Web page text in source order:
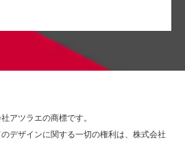
アツラエの商標です。
デザインに関する一切の権利は、株式会社